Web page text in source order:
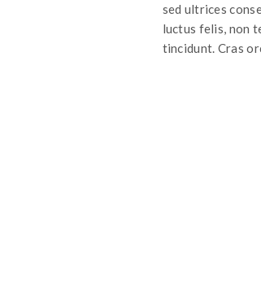
sed ultrices
luctus felis, non
tincidunt. Cras